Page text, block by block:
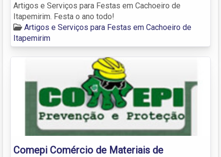
Artigos e Serviços para Festas em Cachoeiro de
Itapemirim. Festa o ano todo!
Artigos e Serviços para Festas em Cachoeiro de
Itapemirim
Comepi Comércio de Materiais de